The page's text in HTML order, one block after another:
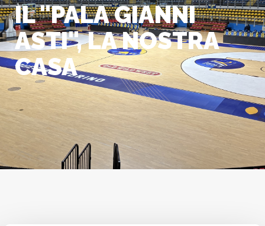
IL "PALA GIANNI
ASTI", LA NOSTRA
CASA